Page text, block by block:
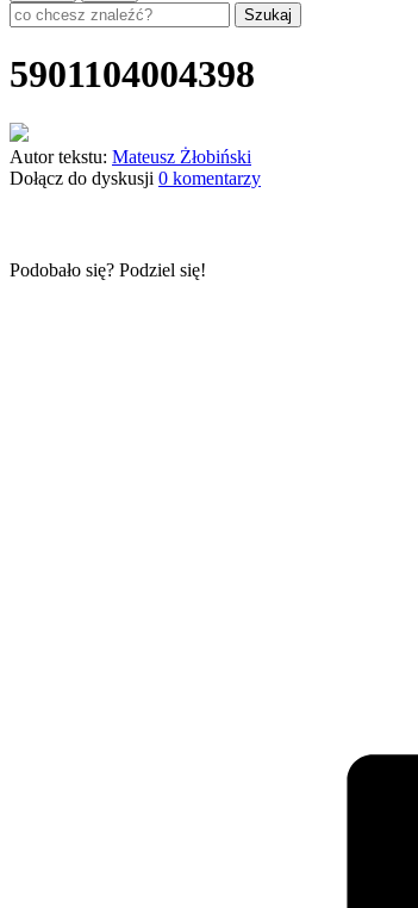
Szukaj
5901104004398
Autor tekstu: Mateusz Żłobiński
Dołącz do dyskusji 0 komentarzy
Podobało się? Podziel się!